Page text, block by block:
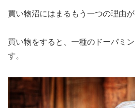
買い物沼にはまるもう一つの理由が
買い物をすると、一種のドーパミ
す。